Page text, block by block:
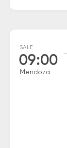
SALE
09:00
Mendoza